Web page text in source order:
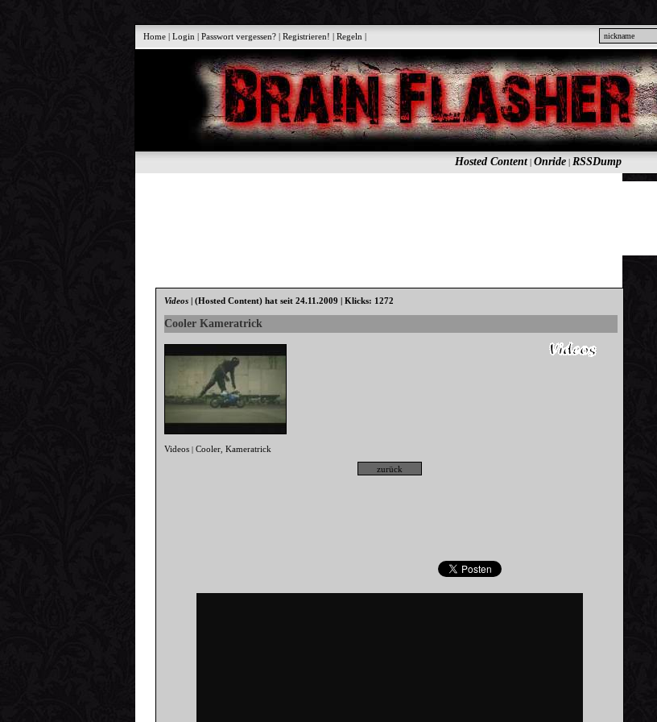
Home |Login |Passwort vergessen? |Registrieren! |Regeln |
Hosted Content| Onride| RSSDump
Videos |(Hosted Content) hat seit 24.11.2009 | Klicks: 1272
Cooler Kameratrick
Videos |Cooler ,Kameratrick